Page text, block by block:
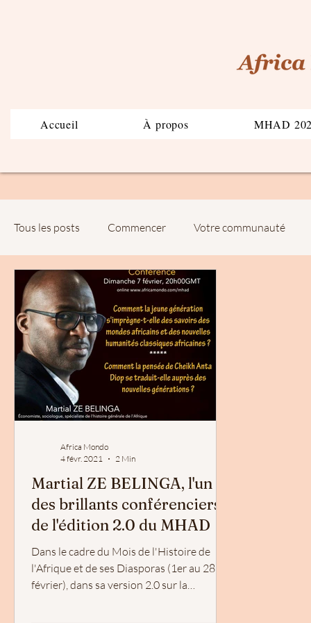
Accueil À propos MHAD
Tous les posts Commencer Votre communauté
Africa Mondo
4 févr. 2021
2 Min
Martial ZE BELINGA, l'un
des brillants conférenciers
de l'édition 2.0 du MHAD
Dans le cadre du Mois de l'Histoire de
l'Afrique et de ses Diasporas (1er au 28
février), dans sa version 2.0 sur la